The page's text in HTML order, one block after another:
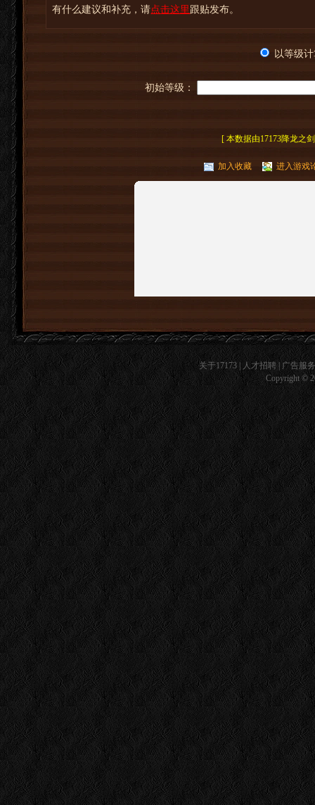
有什么建议和补充，请点击这里 跟贴发布。
以等级
初始等级：
[ 本数据由17173降龙之
加入收藏 进入游戏
关于17173 人才招聘
广告服务
Copyright ©